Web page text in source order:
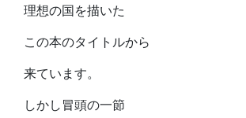
理想の国を描いた
この本のタイトルから
来ています。
しかし冒頭の一節